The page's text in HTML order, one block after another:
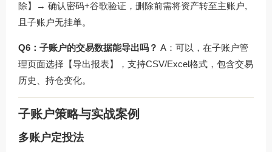
除】→ 确认密码+谷歌验证，删除前需将资产转至主账户,
且子账户无挂单。
Q6：子账户的交易数据能导出吗？ A：可以，在子账户管
理页面选择【导出报表】，支持CSV/Excel格式，包含交易
历史、持仓变化。
子账户策略与实战案例
多账户定投法